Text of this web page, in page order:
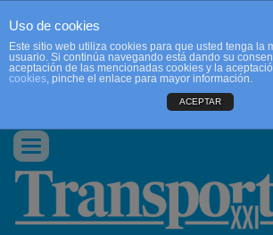
CONTACTO
Conmutar
navegación
Uso de cookies
Este sitio web utiliza cookies para que usted tenga la
usuario. Si continúa navegando está dando su
aceptación de las mencionadas cookies y la
cookies, pinche el enlace para mayor información.
ACEPTAR